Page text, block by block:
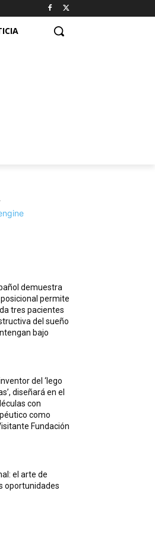
demuestra
permite
tres pacientes
del sueño
bajo
del ‘lego
diseñará en el
con
como
Fundación
el arte de
oportunidades